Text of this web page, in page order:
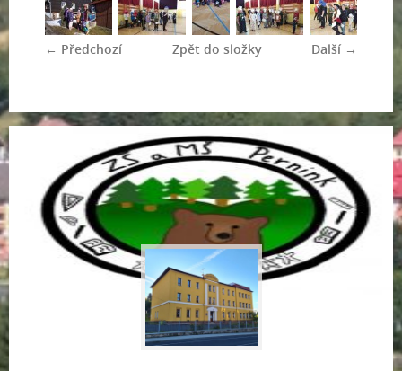
← Předchozí Další →
Zpět do složky